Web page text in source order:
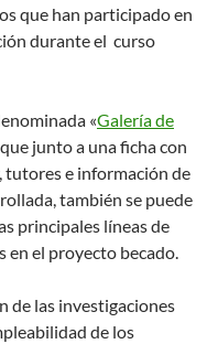
que han participado en
durante el curso
«Galería de
junto a una ficha con
tutores e información de
también se puede
principales líneas de
en el proyecto becado.
de las investigaciones
de los